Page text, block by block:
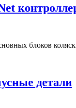
блоков
детали